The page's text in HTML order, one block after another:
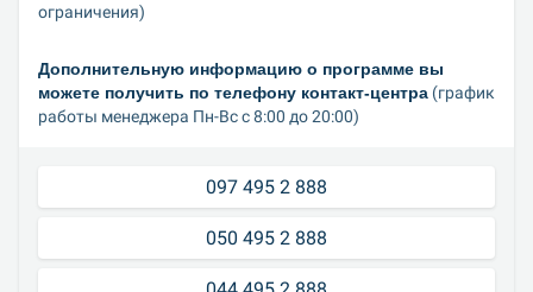
ограничения)
Дополнительную информацию о программе вы
можете получить по телефону контакт-центра (график
работы менеджера Пн-Вс с 8:00 до 20:00)
097 495 2 888
050 495 2 888